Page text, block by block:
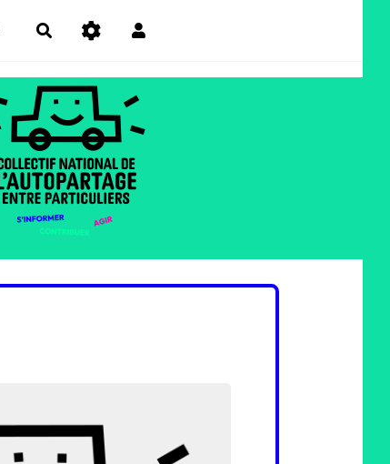
Rechercher